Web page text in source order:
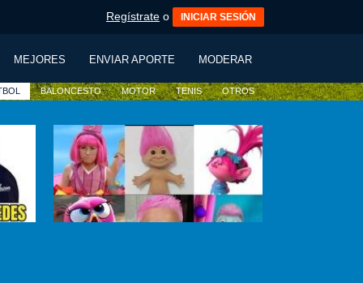
Regístrate o INICIAR SESIÓN
MEJORES ENVIAR APORTE MODERAR
BALONCESTO MOTOR TENIS OTROS